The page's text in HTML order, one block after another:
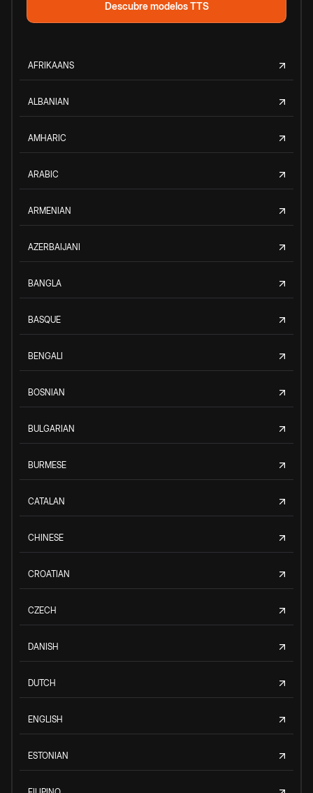
Descubre modelos TTS
AFRIKAANS
ALBANIAN
AMHARIC
ARABIC
ARMENIAN
AZERBAIJANI
BANGLA
BASQUE
BENGALI
BOSNIAN
BULGARIAN
BURMESE
CATALAN
CHINESE
CROATIAN
CZECH
DANISH
DUTCH
ENGLISH
ESTONIAN